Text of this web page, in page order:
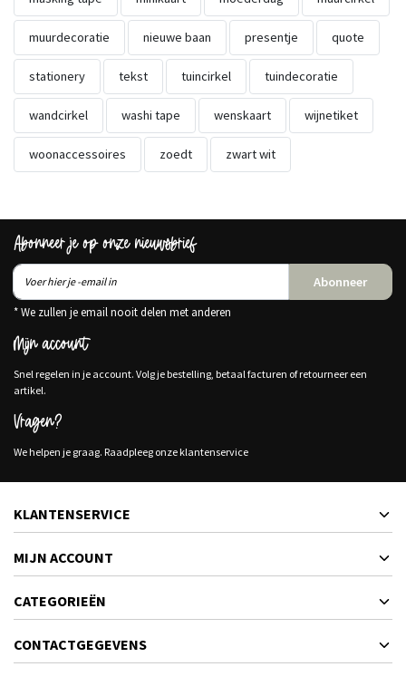
muurdecoratie nieuwe baan presentje quote
stationery tekst tuincirkel tuindecoratie
wandcirkel washi tape wenskaart wijnetiket
woonaccessoires zoedt zwart wit
Abonneer je op onze nieuwsbrief
Abonneer
* We zullen je email nooit delen met anderen
Mijn account
Snel regelen in je account. Volg je bestelling, betaal facturen of retourneer een
artikel.
Vragen?
We helpen je graag. Raadpleeg onze klantenservice
KLANTENSERVICE
MIJN ACCOUNT
CATEGORIEËN
CONTACTGEGEVENS